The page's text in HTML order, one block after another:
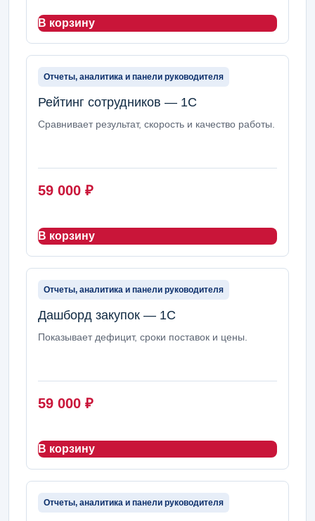
В корзину
Отчеты, аналитика и панели руководителя
Рейтинг сотрудников — 1С
Сравнивает результат, скорость и качество работы.
59 000 ₽
В корзину
Отчеты, аналитика и панели руководителя
Дашборд закупок — 1С
Показывает дефицит, сроки поставок и цены.
59 000 ₽
В корзину
Отчеты, аналитика и панели руководителя